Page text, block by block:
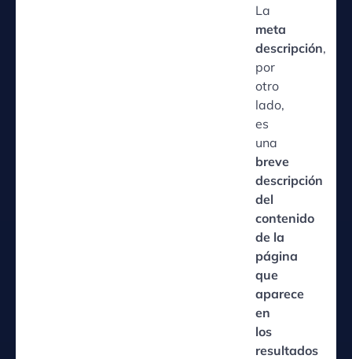
La
meta
descripción,
por
otro
lado,
es
una
breve
descripción
del
contenido
de la
página
que
aparece
en
los
resultados